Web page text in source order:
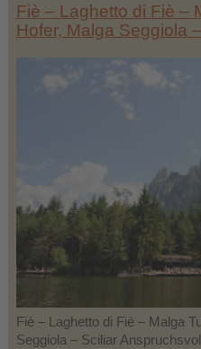
Fiè – Laghetto di Fiè –
Hofer, Malga Seggiola
Fiè – Laghetto di Fiè – Malga
Seggiola – Sciliar